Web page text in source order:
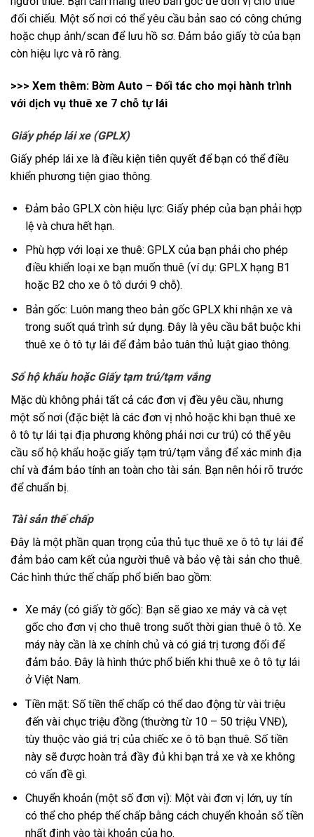
đối chiếu. Một số nơi có thể yêu cầu bản sao có công chứng
hoặc chụp ảnh/scan để lưu hồ sơ. Đảm bảo giấy tờ của bạn
còn hiệu lực và rõ ràng.
>>> Xem thêm: Bờm Auto – Đối tác cho mọi hành trình
với dịch vụ thuê xe 7 chỗ tự lái
Giấy phép lái xe (GPLX)
Giấy phép lái xe là điều kiện tiên quyết để bạn có thể điều
khiển phương tiện giao thông.
Đảm bảo GPLX còn hiệu lực: Giấy phép của bạn phải hợp
lệ và chưa hết hạn.
Phù hợp với loại xe thuê: GPLX của bạn phải cho phép
điều khiển loại xe bạn muốn thuê (ví dụ: GPLX hạng B1
hoặc B2 cho xe ô tô dưới 9 chỗ).
Bản gốc: Luôn mang theo bản gốc GPLX khi nhận xe và
trong suốt quá trình sử dụng. Đây là yêu cầu bắt buộc khi
thuê xe ô tô tự lái để đảm bảo tuân thủ luật giao thông.
Sổ hộ khẩu hoặc Giấy tạm trú/tạm vắng
Mặc dù không phải tất cả các đơn vị đều yêu cầu, nhưng
một số nơi (đặc biệt là các đơn vị nhỏ hoặc khi bạn thuê xe
ô tô tự lái tại địa phương không phải nơi cư trú) có thể yêu
cầu sổ hộ khẩu hoặc giấy tạm trú/tạm vắng để xác minh địa
chỉ và đảm bảo tính an toàn cho tài sản. Bạn nên hỏi rõ trước
để chuẩn bị.
Tài sản thế chấp
Đây là một phần quan trọng của thủ tục thuê xe ô tô tự lái để
đảm bảo cam kết của người thuê và bảo vệ tài sản cho thuê.
Các hình thức thế chấp phổ biến bao gồm:
Xe máy (có giấy tờ gốc): Bạn sẽ giao xe máy và cà vẹt
gốc cho đơn vị cho thuê trong suốt thời gian thuê ô tô. Xe
máy này cần là xe chính chủ và có giá trị tương đối để
đảm bảo. Đây là hình thức phổ biến khi thuê xe ô tô tự lái
ở Việt Nam.
Tiền mặt: Số tiền thế chấp có thể dao động từ vài triệu
đến vài chục triệu đồng (thường từ 10 – 50 triệu VNĐ),
tùy thuộc vào giá trị của chiếc xe ô tô bạn thuê. Số tiền
này sẽ được hoàn trả đầy đủ khi bạn trả xe và xe không
có vấn đề gì.
Chuyển khoản (một số đơn vị): Một vài đơn vị lớn, uy tín
có thể cho phép thế chấp bằng cách chuyển khoản số tiền
nhất định vào tài khoản của họ.